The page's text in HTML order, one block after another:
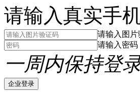
请输入真实手
请输入图片
请输入密码
一周内保持登
企业登录